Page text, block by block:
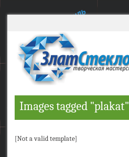
Images tagged "plakat"
[Not a valid template]